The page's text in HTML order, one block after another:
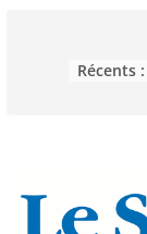
Récents :